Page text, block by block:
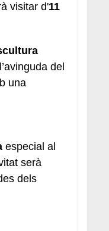
visitar d'11
del
una
especial al
serà
dels